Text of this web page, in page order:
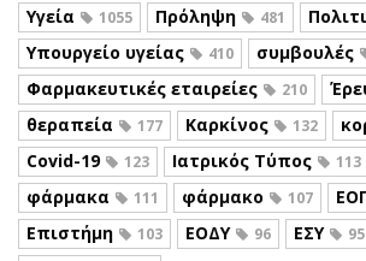
Υγεία 1055 Πρόληψη 481
Υπουργείο υγείας 410 συμβουλές
Φαρμακευτικές εταιρείες 210
θεραπεία 177 Καρκίνος 132
Covid-19 123 Ιατρικός Τύπος 113
φάρμακα 111 φάρμακο 107
Επιστήμη 103 ΕΟΔΥ 96 ΕΣΥ 95